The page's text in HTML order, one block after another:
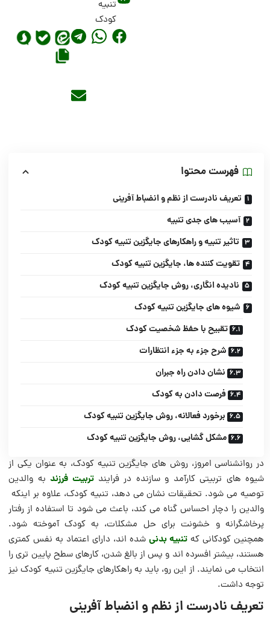
تنبیه
کودک
فهرست محتوا
تعریف نادرست از نظم و انضباط آفرینی
آسیب های جدی تنبیه
تاثیر تنبیه و راهکارهای جایگزین تنبیه کودک
تقویت کننده ها، جایگزین تنبیه کودک
نادیده انگاری، روش جایگزین تنبیه کودک
شیوه های جایگزین تنبیه کودک
تقبیح با حفظ شخصیت کودک
شرح جزء به جزء انتظارات
نشان دادن راه جبران
فرصت دادن به کودک
برخورد فعالانه، روش جایگزین تنبیه کودک
مشکل گشایی، روش جایگزین تنبیه کودک
در روانشناسی امروز، روش های جایگزین تنبیه کودک، به عنوان یکی از
شیوه های تربیتی کارآمد و سازنده در فرایندتربیت فرزندبه والدین
توصیه می شود. تحقیقات نشان می دهد، تنبیه کودک، علاوه بر اینکه
والدین را دچار احساس گناه می کند، باعث می شود تا استفاده از رفتار
پرخاشگرانه و خشونت برای حل مشکلات، به کودک آموخته شود.
همچنین کودکانی که تنبیه بدنیشده اند، دارای اعتماد به نفس کمتری
هستند، بیشتر افسرده اند و پس از بالغ شدن، کارهای سطح پایین تری را
انتخاب می نمایند. از این رو، باید به راهکارهای جایگزین تنبیه کودک نیز
توجه داشت.
تعریف نادرست از نظم و انضباط آفرینی